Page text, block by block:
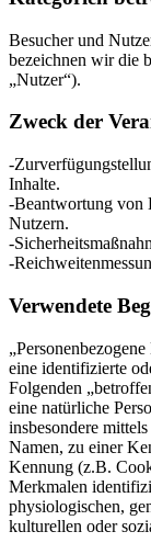
Besucher und
bezeichnen wir die
„Nutzer“).
Zweck der
-
Inhalte.
-Beantwortung von
Nutzern.
-
-
Verwendete
eine identifizierte
Folgenden
eine natürliche
insbesondere
Namen, zu einer
Kennung (z.B.
Merkmalen
physiologischen,
kulturellen oder